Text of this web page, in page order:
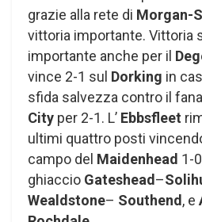
grazie alla rete di Morgan-
vittoria importante. Vittoria
importante anche per il
vince 2-1 sul Dorking in
sfida salvezza contro il
City per 2-1. L’ Ebbsfleet
ultimi quattro posti
campo del Maidenhead 1-
ghiaccio Gateshead–
Wealdstone– Southend, e